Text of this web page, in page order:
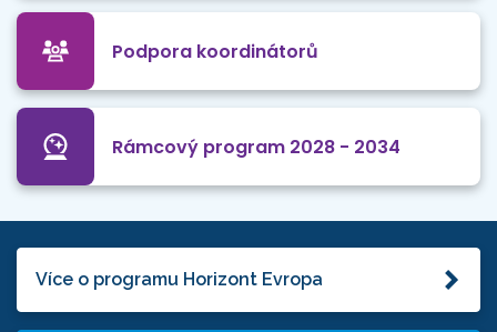
Podpora koordinátorů
Rámcový program 2028 - 2034
Více o programu Horizont Evropa